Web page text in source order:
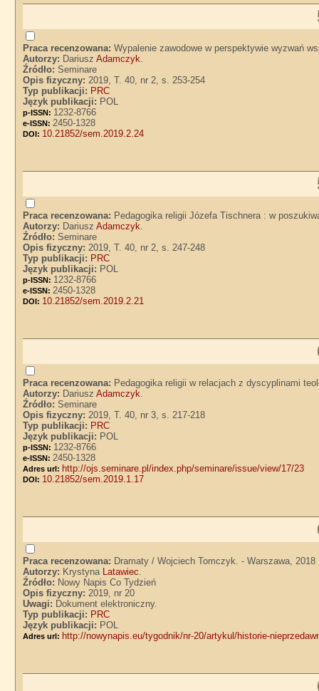
Praca recenzowana:Wypalenie zawodowe w perspektywie wyzwań
Autorzy: DariuszAdamczyk.
Źródło:Seminare
Opis fizyczny:2019, T. 40, nr 2, s. 253-254
Typ publikacji: PRC
Język publikacji: POL
p-ISSN: 1232-8766
e-ISSN: 2450-1328
DOI: 10.21852/sem.2019.2.24
Praca recenzowana: Pedagogika religii Józefa Tischnera : w
Autorzy: DariuszAdamczyk.
Źródło:Seminare
Opis fizyczny:2019, T. 40, nr 2, s. 247-248
Typ publikacji: PRC
Język publikacji: POL
p-ISSN: 1232-8766
e-ISSN: 2450-1328
DOI: 10.21852/sem.2019.2.21
Praca recenzowana: Pedagogika religii w relacjach z dyscyplinami
Autorzy: DariuszAdamczyk.
Źródło:Seminare
Opis fizyczny:2019, T. 40, nr 3, s. 217-218
Typ publikacji: PRC
Język publikacji: POL
p-ISSN: 1232-8766
e-ISSN: 2450-1328
Adres url: http://ojs.seminare.pl/index.php/seminare/issue/view/17/23
DOI: 10.21852/sem.2019.1.17
Praca recenzowana: Dramaty / Wojciech Tomczyk. - Warszawa, 2018
Autorzy: Krystyna Latawiec.
Źródło: Nowy Napis Co Tydzień
Opis fizyczny:2019, nr 20
Uwagi: Dokument elektroniczny.
Typ publikacji: PRC
Język publikacji: POL
Adres url: http://nowynapis.eu/tygodnik/nr-20/artykul/historie-